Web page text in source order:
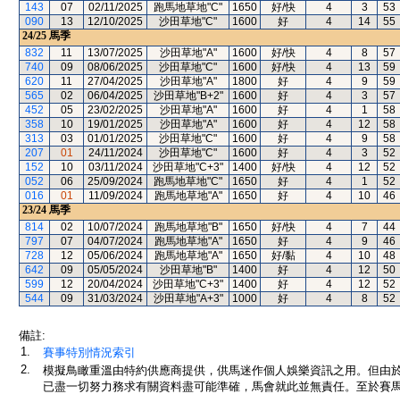
143
07 02/11/2025 跑馬地草地"C" 1650 好/快 4 3
53
090
13 12/10/2025 沙田草地"C" 1600 好 4 14
55
24/25 馬季
832
11 13/07/2025 沙田草地"A" 1600 好/快 4 8
57
740
09 08/06/2025 沙田草地"C" 1600 好/快 4 13
59
620
11 27/04/2025 沙田草地"A" 1800 好 4 9
59
565
02 06/04/2025 沙田草地"B+2" 1600 好 4 3
57
452
05 23/02/2025 沙田草地"A" 1600 好 4 1
58
358
10 19/01/2025 沙田草地"A" 1600 好 4 12
58
313
03 01/01/2025 沙田草地"C" 1600 好 4 9
58
207
01 24/11/2024 沙田草地"C" 1600 好 4 3
52
152
10 03/11/2024 沙田草地"C+3" 1400 好/快 4 12
52
052
06 25/09/2024 跑馬地草地"C" 1650 好 4 1
52
016
01 11/09/2024 跑馬地草地"A" 1650 好 4 10
46
23/24 馬季
814
02 10/07/2024 跑馬地草地"B" 1650 好/快 4 7
44
797
07 04/07/2024 跑馬地草地"A" 1650 好 4 9
46
728
12 05/06/2024 跑馬地草地"A" 1650 好/黏 4 10
48
642
09 05/05/2024 沙田草地"B" 1400 好 4 12
50
599
12 20/04/2024 沙田草地"C+3" 1400 好 4 12
52
544
09 31/03/2024 沙田草地"A+3" 1000 好 4 8 52
備註:
1.
賽事特別情況索引
2.
模擬鳥瞰重溫由特約供應商提供，供馬迷作個人娛樂資訊之用。但
已盡一切努力務求有關資料盡可能準確，馬會就此並無責任。至於賽